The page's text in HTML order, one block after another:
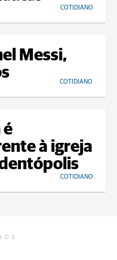
COTIDIANO
Messi,
COTIDIANO
é
à igreja
COTIDIANO